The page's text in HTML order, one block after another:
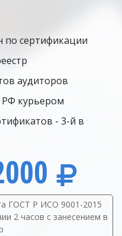
по сертификации
аудиторов
РФ курьером
- 3-й в
ГОСТ Р ИСО 9001-2015
2 часов с занесением в